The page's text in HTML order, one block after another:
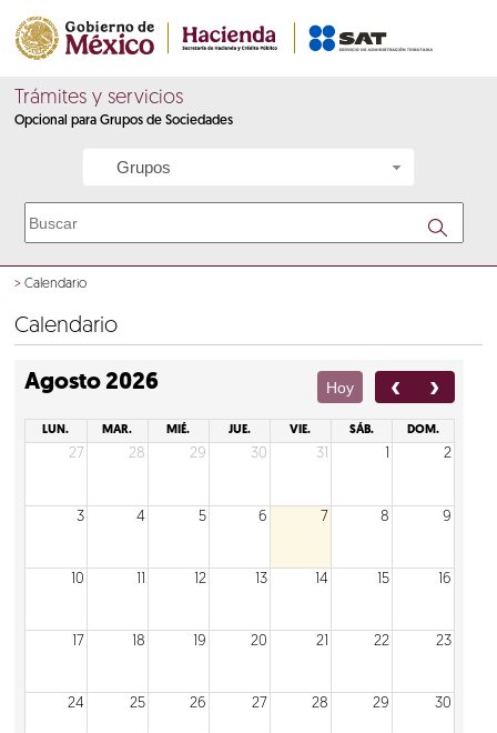
Trámites y servicios
Opcional para Grupos de Sociedades
Grupos
> Calendario
Calendario
Agosto 2026 Hoy
LUN. MAR. MIÉ. JUE. VIE. SÁB. DOM.
27 28 29 30 31 1 2
3 4 5 6 7 8 9
10 11 12 13 14 15 16
17 18 19 20 21 22 23
24 25 26 27 28 29 30